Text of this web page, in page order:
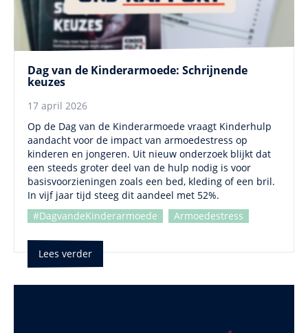
Dag van de Kinderarmoede: Schrijnende
keuzes
17 april 2026
Op de Dag van de Kinderarmoede vraagt Kinderhulp
aandacht voor de impact van armoedestress op
kinderen en jongeren. Uit nieuw onderzoek blijkt dat
een steeds groter deel van de hulp nodig is voor
basisvoorzieningen zoals een bed, kleding of een bril.
In vijf jaar tijd steeg dit aandeel met 52%.
#DagvandeKinderarmoede
Armoedestress
Lees verder